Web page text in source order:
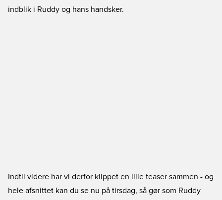
indblik i Ruddy og hans handsker.
Indtil videre har vi derfor klippet en lille teaser sammen - og
hele afsnittet kan du se nu på tirsdag, så gør som Ruddy